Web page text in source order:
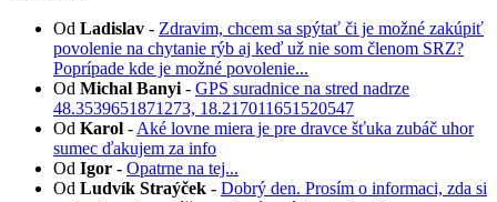
Od Ladislav - Zdravim, chcem sa spýtať či je možné zakúpiť
povolenie na chytanie rýb aj keď už nie som členom SRZ?
Poprípade kde je možné povolenie...
Od Michal Banyi - GPS suradnice na stred nadrze
48.3539651871273, 18.217011651520547
Od Karol - Aké lovne miera je pre dravce šťuka zubáč uhor
sumec ďakujem za info
Od Igor - Opatrne na tej...
Od Ludvík Straýček - Dobrý den. Prosím o informaci, zda si